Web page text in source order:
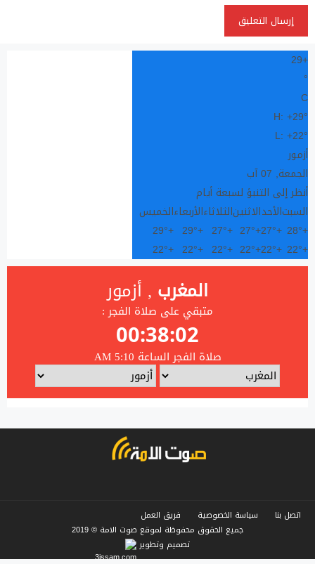
+
29
°
C
H: +29°
L: +22°
أزمور
الجمعة, 07 آب
أنظر إلى التنبؤ لسبعة أيام
السبتالأحدالاثنينالثلاثاءالأربعاءالخميس
+
28°
+
27°
+
27°
+
27°
+
29°
+
29°
+
22°
+
22°
+
22°
+
22°
+
22°
+
22°
اتصل بنا سياسة الخصوصية
فريق العمل
جميع الحقوق محفوظة لموقع صوت الامة © 2019
تصميم وتطوير